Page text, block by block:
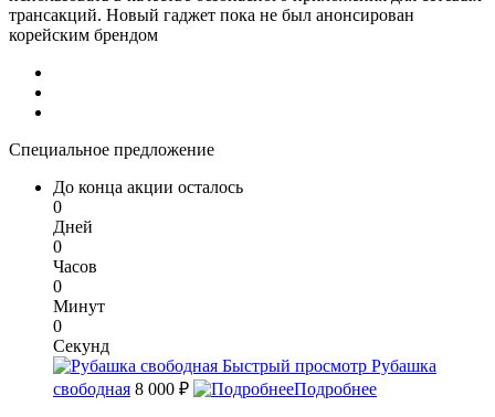
трансакций. Новый гаджет пока не был анонсирован
корейским брендом
Специальное предложение
До конца акции осталось
0
Дней
0
Часов
0
Минут
0
Секунд
Быстрый просмотр Рубашка
свободная 8 000 ₽ Подробнее